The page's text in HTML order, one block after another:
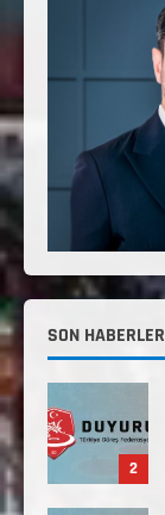
SON HABERLER
1
2